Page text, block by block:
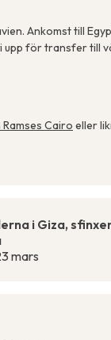
Ankomst till
upp för transfer till
Cairo eller
i Giza,
mars